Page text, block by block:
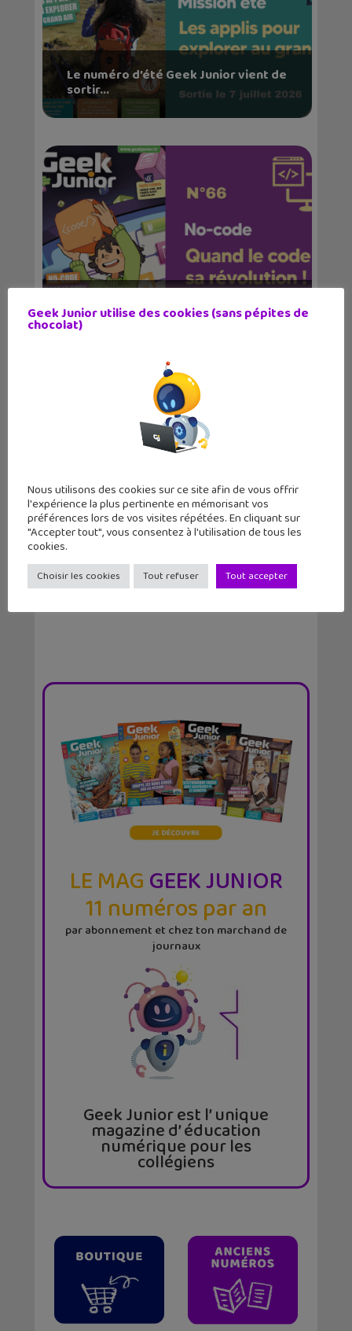
Le numéro d’été Geek Junior vient de
sortir...
Le magazine Geek Junior sort son
numéro d’av...
Geek Junior sort son numéro de mars
avec un dosssi...
LE MAGGEEK JUNIOR
11 numéros par an
par abonnement et chez ton marchand de
journaux
Geek Junior est l’ unique
magazine d’ éducation
numérique pour les
collégiens
Geek Junior utilise des cookies (sans pépites de
chocolat)
Nous utilisons des cookies sur ce site afin de vous offrir
l'expérience la plus pertinente en mémorisant vos
préférences lors de vos visites répétées. En cliquant sur
"Accepter tout", vous consentez à l'utilisation de tous les
cookies.
Choisir les cookies Tout refuser Tout accepter